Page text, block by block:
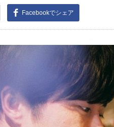
Facebookでシェア